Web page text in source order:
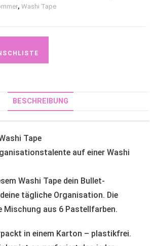
, Washi Tape
BESCHREIBUNG
Tape
auf einer Washi
Washi Tape dein Bullet-
tägliche Organisation. Die
Mischung aus 6 Pastellfarben.
in einem Karton – plastikfrei.